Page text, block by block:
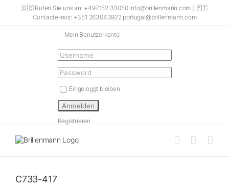
🇩🇪 Rufen Sie uns an: +497152 33050 info@brillenmann.com | 🇵🇹
Contacte-nos: +351 263043922 portugal@brillenmann.com
Mein Benutzerkonto
Eingeloggt bleiben
Registrieren
C733-417